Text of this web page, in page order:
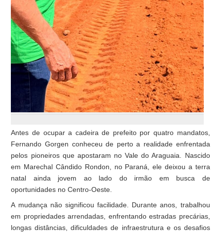
Antes de ocupar a cadeira de prefeito por quatro mandatos,
Fernando Gorgen conheceu de perto a realidade enfrentada
pelos pioneiros que apostaram no Vale do Araguaia. Nascido
em Marechal Cândido Rondon, no Paraná, ele deixou a terra
natal ainda jovem ao lado do irmão em busca de
oportunidades no Centro-Oeste.
A mudança não significou facilidade. Durante anos, trabalhou
em propriedades arrendadas, enfrentando estradas precárias,
longas distâncias, dificuldades de infraestrutura e os desafios